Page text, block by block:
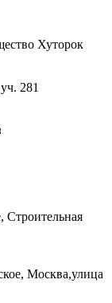
Хуторок
281
Строительная
Москва,улица